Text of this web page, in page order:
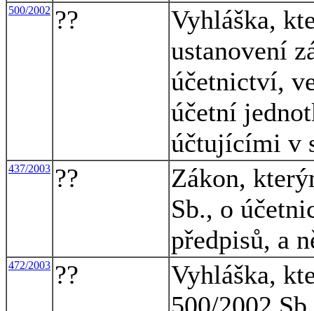
500/2002 ??
Vyhláška,
ustanovení
účetnictví,
účetní
účtujícími v
437/2003 ??
Zákon,
Sb., o
předpisů, a
472/2003 ??
Vyhláška,